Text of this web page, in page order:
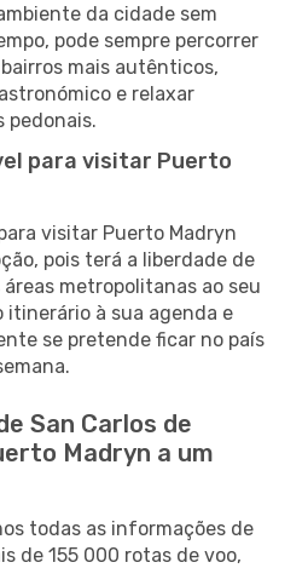
da cidade sem
pode sempre percorrer
mais autênticos,
e relaxar
pedonais.
para visitar Puerto
visitar Puerto Madryn
pois terá a liberdade de
metropolitanas ao seu
itinerário à sua agenda e
se pretende ficar no país
San Carlos de
Madryn a um
todas as informações de
de 155 000 rotas de voo,